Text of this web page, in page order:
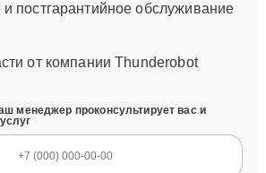
и постгарантийное обслуживание
от компании Thunderobot
менеджер проконсультирует вас и